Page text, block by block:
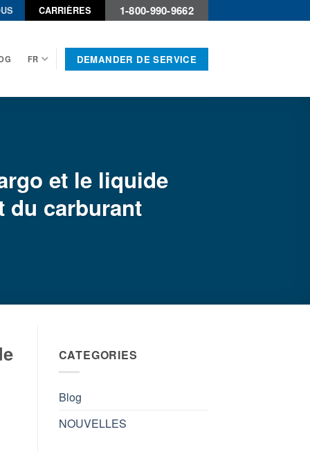
CARRIÈRES 1-800-990-9662
FR DEMANDER DE SERVICE
et le liquide
du carburant
CATEGORIES
Blog
NOUVELLES